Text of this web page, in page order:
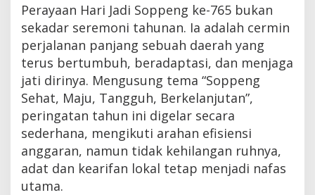
Perayaan Hari Jadi Soppeng ke-765 bukan
sekadar seremoni tahunan. Ia adalah cermin
perjalanan panjang sebuah daerah yang
terus bertumbuh, beradaptasi, dan menjaga
jati dirinya. Mengusung tema “Soppeng
Sehat, Maju, Tangguh, Berkelanjutan”,
peringatan tahun ini digelar secara
sederhana, mengikuti arahan efisiensi
anggaran, namun tidak kehilangan ruhnya,
adat dan kearifan lokal tetap menjadi nafas
utama.